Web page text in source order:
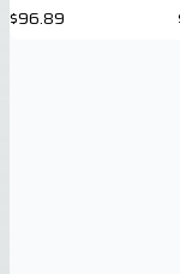
$96.89